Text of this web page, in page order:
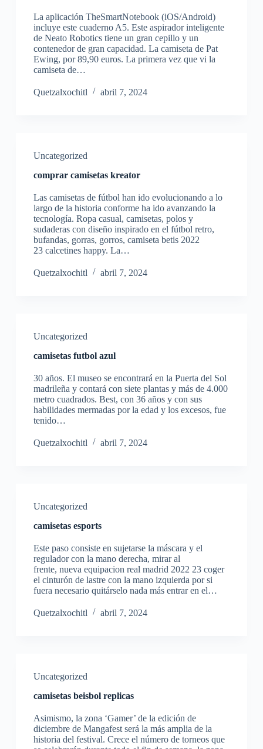
La aplicación TheSmartNotebook (iOS/Android)
incluye este cuaderno A5. Este aspirador inteligente
de Neato Robotics tiene un gran cepillo y un
contenedor de gran capacidad. La camiseta de Pat
Ewing, por 89,90 euros. La primera vez que vi la
camiseta de…
Quetzalxochitl abril 7, 2024
Uncategorized
comprar camisetas kreator
Las camisetas de fútbol han ido evolucionando a lo
largo de la historia conforme ha ido avanzando la
tecnología. Ropa casual, camisetas, polos y
sudaderas con diseño inspirado en el fútbol retro,
bufandas, gorras, gorros, camiseta betis 2022
23 calcetines happy. La…
Quetzalxochitl abril 7, 2024
Uncategorized
camisetas futbol azul
30 años. El museo se encontrará en la Puerta del Sol
madrileña y contará con siete plantas y más de 4.000
metro cuadrados. Best, con 36 años y con sus
habilidades mermadas por la edad y los excesos, fue
tenido…
Quetzalxochitl abril 7, 2024
Uncategorized
camisetas esports
Este paso consiste en sujetarse la máscara y el
regulador con la mano derecha, mirar al
frente, nueva equipacion real madrid 2022 23 coger
el cinturón de lastre con la mano izquierda por si
fuera necesario quitárselo nada más entrar en el…
Quetzalxochitl abril 7, 2024
Uncategorized
camisetas beisbol replicas
Asimismo, la zona ‘Gamer’ de la edición de
diciembre de Mangafest será la más amplia de la
historia del festival. Crece el número de torneos que